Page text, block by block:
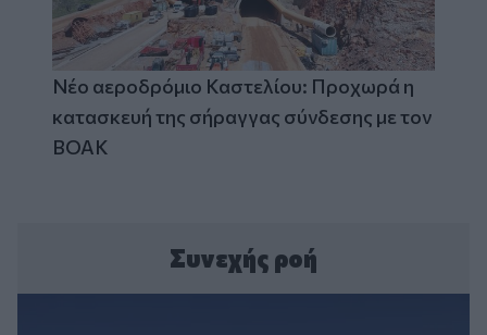
Νέο αεροδρόμιο Καστελίου: Προχωρά η
κατασκευή της σήραγγας σύνδεσης με τον
ΒΟΑΚ
Συνεχής ροή